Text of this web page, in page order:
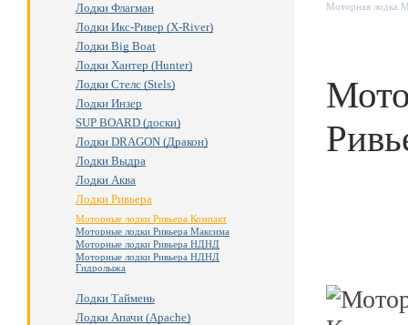
Лодки Флагман
Лодки Икс-Ривер (X-River)
Лодки Big Boat
Лодки Хантер (Hunter)
Лодки Стелс (Stels)
Лодки Инзер
SUP BOARD (доски)
Лодки DRAGON (Дракон)
Лодки Выдра
Лодки Аква
Лодки Ривьера
Моторные лодки Ривьера Компакт
Моторные лодки Ривьера Максима
Моторные лодки Ривьера НДНД
Моторные лодки Ривьера НДНД
Гидролыжа
Лодки Таймень
Лодки Апачи (Apache)
Моторная лодка